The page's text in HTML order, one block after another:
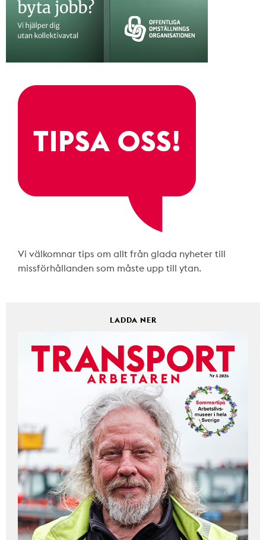
Vi välkomnar tips om allt från glada nyheter till
missförhållanden som måste upp till ytan.
LADDA NER